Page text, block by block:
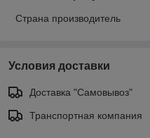
Страна производитель
Условия доставки
Доставка "Самовывоз"
Транспортная компания